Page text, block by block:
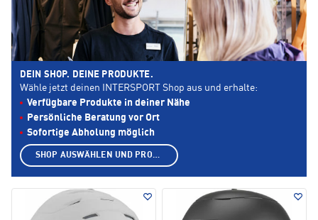
DEIN SHOP. DEINE PRODUKTE.
Wähle jetzt deinen INTERSPORT Shop aus und erhalte:
Verfügbare Produkte in deiner Nähe
Persönliche Beratung vor Ort
Sofortige Abholung möglich
SHOP AUSWÄHLEN UND PRODUKTE ANZEIGEN